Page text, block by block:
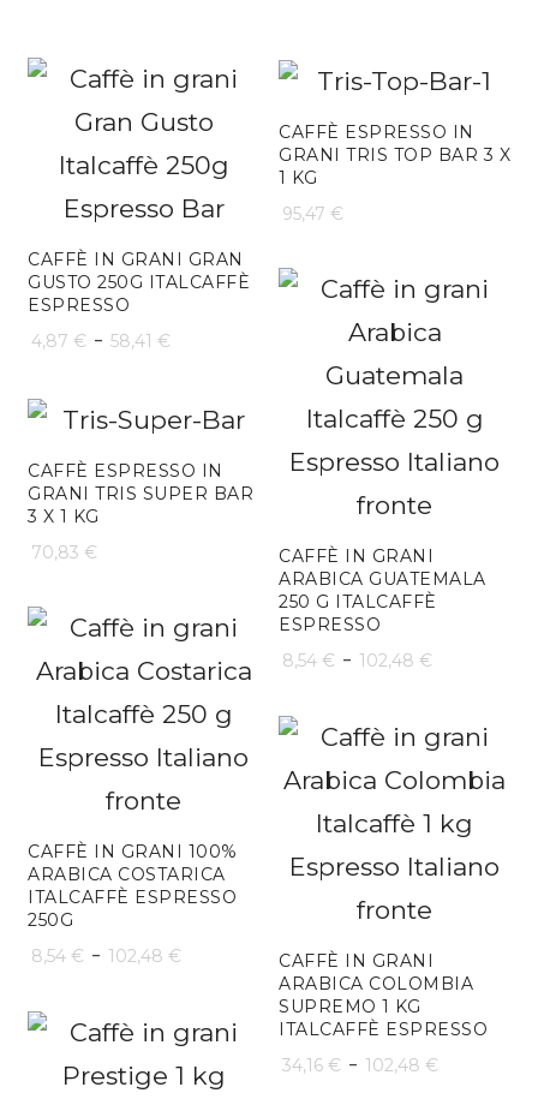
CAFFÈ IN GRANI GRAN
GUSTO 250G ITALCAFFÈ
ESPRESSO
4,87 € - 58,41 €
prezzo:
da
4,87 €
CAFFÈ ESPRESSO IN
GRANI TRIS TOP BAR 3 X
1 KG
95,47 €
CAFFÈ IN GRANI
ARABICA GUATEMALA
250 G ITALCAFFÈ
ESPRESSO
8,54 € - 102,48 €
prezzo:
da
8,54 €
a
CAFFÈ ESPRESSO IN
GRANI TRIS SUPER BAR
3 X 1 KG
70,83 €
CAFFÈ IN GRANI 100%
ARABICA COSTARICA
ITALCAFFÈ ESPRESSO
250G
8,54 € - 102,48 €
prezzo:
da
CAFFÈ IN GRANI
ARABICA COLOMBIA
SUPREMO 1 KG
ITALCAFFÈ ESPRESSO
34,16 € - 102,48 €